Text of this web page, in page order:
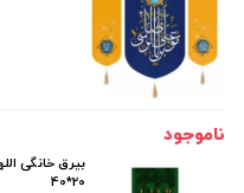
ناموجود
بیرق خانگی
20*40